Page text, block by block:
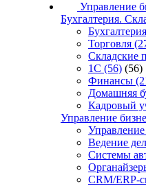
Управление
Бухгалтерия.
Бухгалтерия
Торговля
Складские
1С (56) (56)
Финансы
Домашняя
Кадровый
Управление
Ведение дел
Системы
CRM/ERP-